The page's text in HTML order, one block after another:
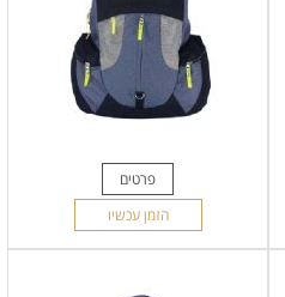
פרטים
הזמן עכשיו